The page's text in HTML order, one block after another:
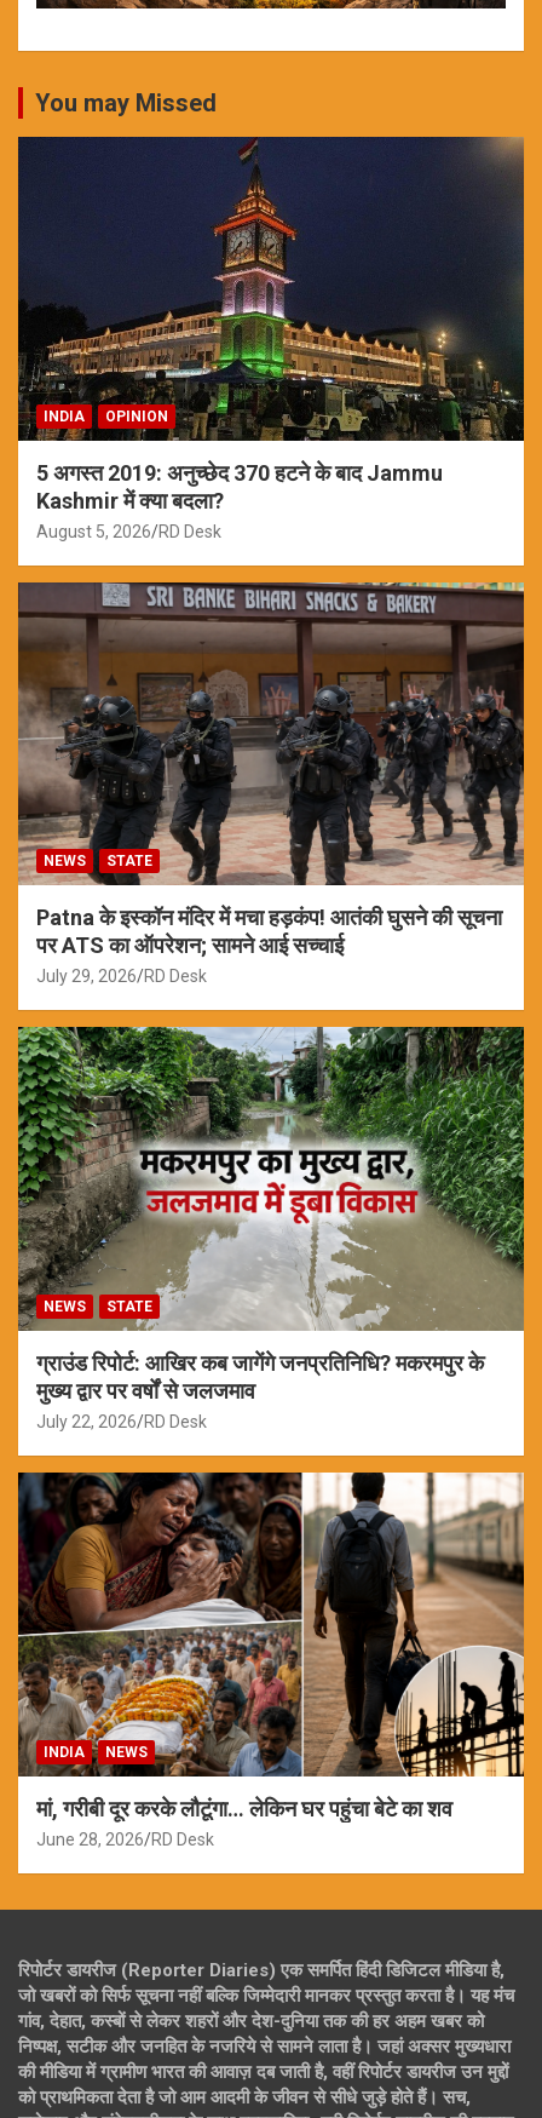
You may Missed
INDIA OPINION
5 अगस्त 2019: अनुच्छेद 370 हटने के बाद Jammu
Kashmir में क्या बदला?
August 5, 2026 RD Desk
NEWS STATE
Patna के इस्कॉन मंदिर में मचा हड़कंप! आतंकी घुसने की सूचना
पर ATS का ऑपरेशन; सामने आई सच्चाई
July 29, 2026 RD Desk
NEWS STATE
ग्राउंड रिपोर्ट: आखिर कब जागेंगे जनप्रतिनिधि? मकरमपुर के
मुख्य द्वार पर वर्षों से जलजमाव
July 22, 2026 RD Desk
INDIA NEWS
मां, गरीबी दूर करके लौटूंगा… लेकिन घर पहुंचा बेटे का शव
June 28, 2026 RD Desk
रिपोर्टर डायरीज (Reporter Diaries) एक समर्पित हिंदी डिजिटल मीडिया है,
जो खबरों को सिर्फ सूचना नहीं बल्कि जिम्मेदारी मानकर प्रस्तुत करता है। यह मंच
गांव, देहात, कस्बों से लेकर शहरों और देश-दुनिया तक की हर अहम खबर को
निष्पक्ष, सटीक और जनहित के नजरिये से सामने लाता है। जहां अक्सर मुख्यधारा
की मीडिया में ग्रामीण भारत की आवाज़ दब जाती है, वहीं रिपोर्टर डायरीज उन मुद्दों
को प्राथमिकता देता है जो आम आदमी के जीवन से सीधे जुड़े होते हैं। सच,